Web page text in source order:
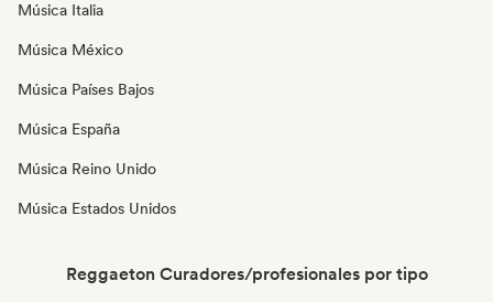
Música Italia
Música México
Música Países Bajos
Música España
Música Reino Unido
Música Estados Unidos
Reggaeton Curadores/profesionales por tipo